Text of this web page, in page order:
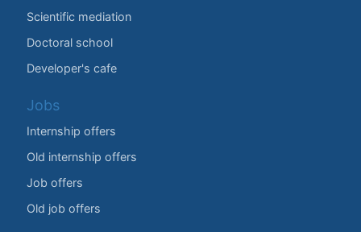
Scientific mediation
Doctoral school
Developer's cafe
Jobs
Internship offers
Old internship offers
Job offers
Old job offers